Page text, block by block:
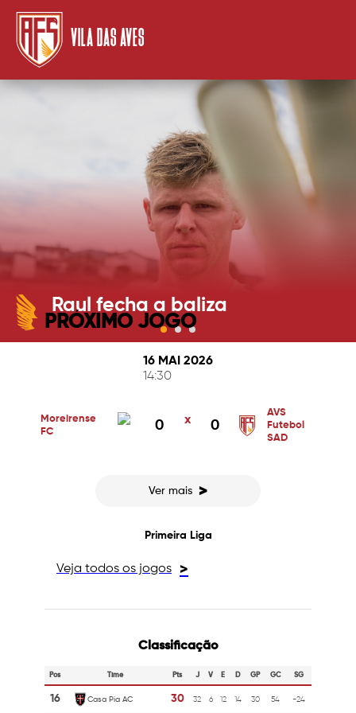
VILA DAS AVES
Raul fecha a baliza
PRÓXIMO JOGO
16 MAI 2026
14:30
Moreirense
FC
0 x 0
AVS
Futebol
SAD
Ver mais >
Primeira Liga
Veja todos os jogos >
Classificação
Pos Time Pts J V E D GP GC SG
16 Casa Pia AC 30 32 6 12 14 30 54 -24